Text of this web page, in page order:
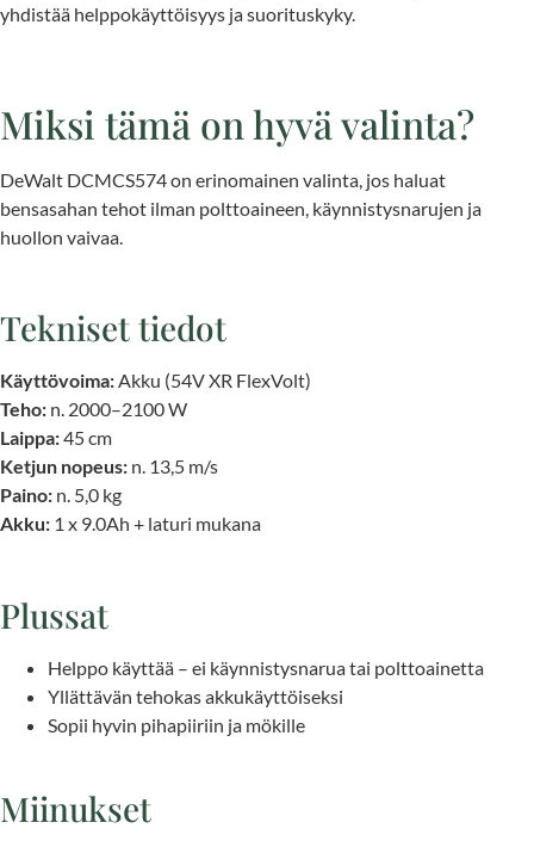
yhdistää helppokäyttöisyys ja suorituskyky.
Miksi tämä on hyvä valinta?
DeWalt DCMCS574 on erinomainen valinta, jos haluat
bensasahan tehot ilman polttoaineen, käynnistysnarujen ja
huollon vaivaa.
Tekniset tiedot
Käyttövoima:Akku (54V XR FlexVolt)
Teho: n. 2000–2100 W
Laippa:45 cm
Ketjun nopeus: n. 13,5 m/s
Paino: n. 5,0 kg
Akku: 1 x 9.0Ah + laturi mukana
Plussat
Helppo käyttää – ei käynnistysnarua tai polttoainetta
Yllättävän tehokas akkukäyttöiseksi
Sopii hyvin pihapiiriin ja mökille
Miinukset